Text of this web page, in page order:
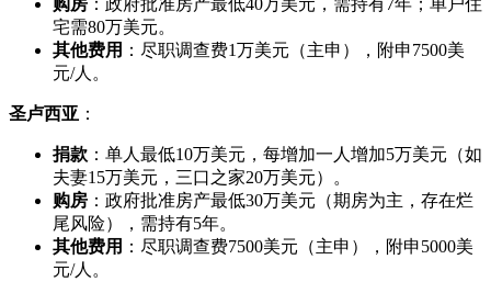
宅需80万美元。
其他费用 ：尽职调查费1万美元（主申），附申7500美
元/人。
圣卢西亚 ：
捐款 ：单人最低10万美元，每增加一人增加5万美元（如
夫妻15万美元，三口之家20万美元）。
购房 ：政府批准房产最低30万美元（期房为主，存在烂
尾风险），需持有5年。
其他费用 ：尽职调查费7500美元（主申），附申5000美
元/人。